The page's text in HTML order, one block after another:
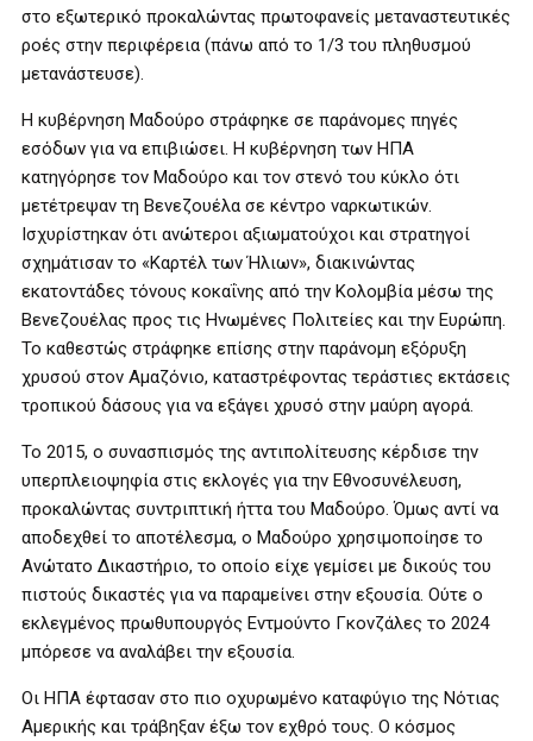
στο εξωτερικό προκαλώντας πρωτοφανείς μεταναστευτικές
ροές στην περιφέρεια (πάνω από το 1/3 του πληθυσμού
μετανάστευσε).
Η κυβέρνηση Μαδούρο στράφηκε σε παράνομες πηγές
εσόδων για να επιβιώσει. Η κυβέρνηση των ΗΠΑ
κατηγόρησε τον Μαδούρο και τον στενό του κύκλο ότι
μετέτρεψαν τη Βενεζουέλα σε κέντρο ναρκωτικών.
Ισχυρίστηκαν ότι ανώτεροι αξιωματούχοι και στρατηγοί
σχημάτισαν το «Καρτέλ των Ήλιων», διακινώντας
εκατοντάδες τόνους κοκαΐνης από την Κολομβία μέσω της
Βενεζουέλας προς τις Ηνωμένες Πολιτείες και την Ευρώπη.
Το καθεστώς στράφηκε επίσης στην παράνομη εξόρυξη
χρυσού στον Αμαζόνιο, καταστρέφοντας τεράστιες εκτάσεις
τροπικού δάσους για να εξάγει χρυσό στην μαύρη αγορά.
Το 2015, ο συνασπισμός της αντιπολίτευσης κέρδισε την
υπερπλειοψηφία στις εκλογές για την Εθνοσυνέλευση,
προκαλώντας συντριπτική ήττα του Μαδούρο. Όμως αντί να
αποδεχθεί το αποτέλεσμα, ο Μαδούρο χρησιμοποίησε το
Ανώτατο Δικαστήριο, το οποίο είχε γεμίσει με δικούς του
πιστούς δικαστές για να παραμείνει στην εξουσία. Ούτε ο
εκλεγμένος πρωθυπουργός Εντμούντο Γκονζάλες το 2024
μπόρεσε να αναλάβει την εξουσία.
Οι ΗΠΑ έφτασαν στο πιο οχυρωμένο καταφύγιο της Νότιας
Αμερικής και τράβηξαν έξω τον εχθρό τους. Ο κόσμος